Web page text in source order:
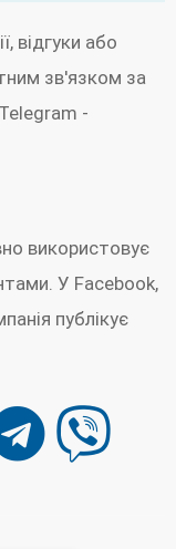
відгуки або
зв'язком за
-
використовує
У Facebook,
публікує